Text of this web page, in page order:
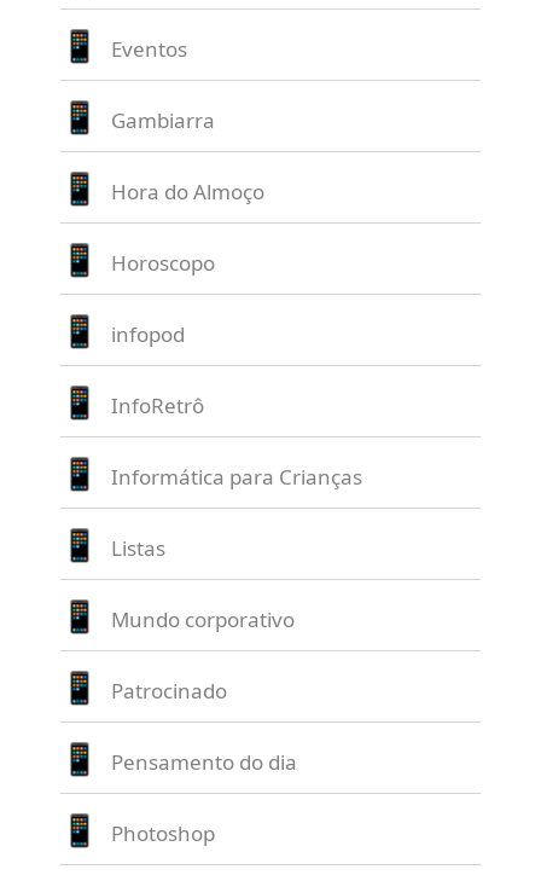
Eventos
Gambiarra
Hora do Almoço
Horoscopo
infopod
InfoRetrô
Informática para Crianças
Listas
Mundo corporativo
Patrocinado
Pensamento do dia
Photoshop